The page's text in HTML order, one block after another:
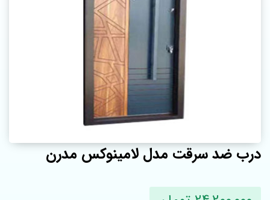
درب ضد سرقت مدل لامینوکس مدرن